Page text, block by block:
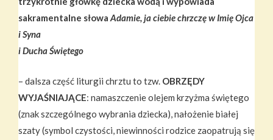
sakramentalne słowa Adamie, ja ciebie chrzczę w Imię Ojca
i Syna
i Ducha Świętego
– dalsza część liturgii chrztu to tzw. OBRZĘDY
WYJAŚNIAJĄCE: namaszczenie olejem krzyżma świętego
(znak szczególnego wybrania dziecka), nałożenie białej
szaty (symbol czystości, niewinności rodzice zaopatrują się